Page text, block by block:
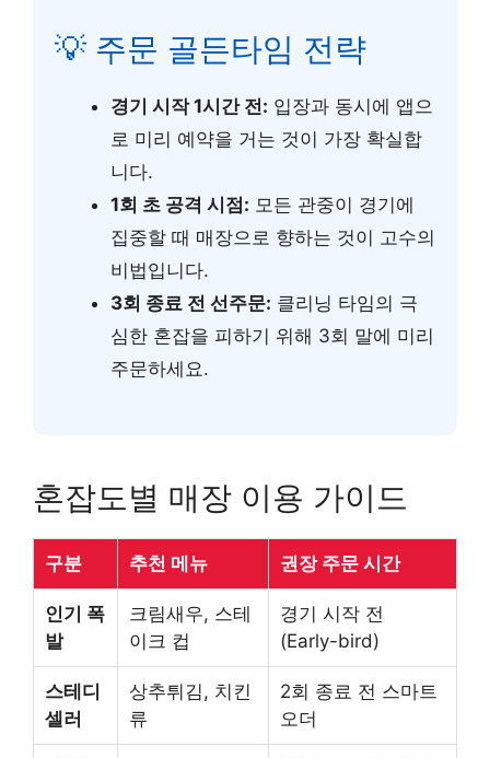
💡 주문 골든타임 전략
경기 시작 1시간 전: 입장과 동시에 앱으
로 미리 예약을 거는 것이 가장 확실합
니다.
1회 초 공격 시점: 모든 관중이 경기에
집중할 때 매장으로 향하는 것이 고수의
비법입니다.
3회 종료 전 선주문: 클리닝 타임의 극
심한 혼잡을 피하기 위해 3회 말에 미리
주문하세요.
혼잡도별 매장 이용 가이드
구분 추천 메뉴 권장 주문 시간
인기 폭
발
크림새우, 스테
이크 컵
경기 시작 전
(Early-bird)
스테디
셀러
상추튀김, 치킨
류
2회 종료 전 스마트
오더